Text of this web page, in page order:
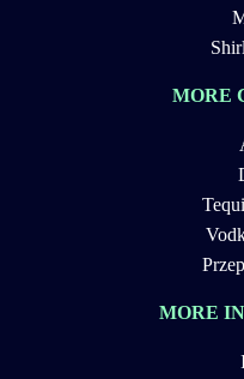
MORE
MORE